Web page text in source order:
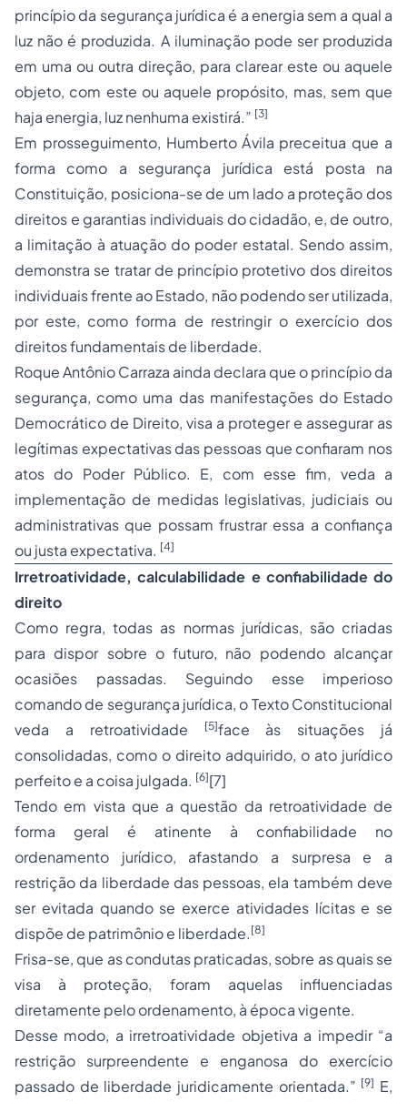
princípio da segurança jurídica é a energia sem a qual a
luz não é produzida. A iluminação pode ser produzida
em uma ou outra direção, para clarear este ou aquele
objeto, com este ou aquele propósito, mas, sem que
haja energia, luz nenhuma existirá.” [3]
Em prosseguimento, Humberto Ávila preceitua que a
forma como a segurança jurídica está posta na
Constituição, posiciona-se de um lado a proteção dos
direitos e garantias individuais do cidadão, e, de outro,
a limitação à atuação do poder estatal. Sendo assim,
demonstra se tratar de princípio protetivo dos direitos
individuais frente ao Estado, não podendo ser utilizada,
por este, como forma de restringir o exercício dos
direitos fundamentais de liberdade.
Roque Antônio Carraza ainda declara que o princípio da
segurança, como uma das manifestações do Estado
Democrático de Direito, visa a proteger e assegurar as
legítimas expectativas das pessoas que confiaram nos
atos do Poder Público. E, com esse fim, veda a
implementação de medidas legislativas, judiciais ou
administrativas que possam frustrar essa a confiança
ou justa expectativa. [4]
Irretroatividade, calculabilidade e confiabilidade do
direito
Como regra, todas as normas jurídicas, são criadas
para dispor sobre o futuro, não podendo alcançar
ocasiões passadas. Seguindo esse imperioso
comando de segurança jurídica, o Texto Constitucional
veda a retroatividade
[5]face às situações já
consolidadas, como o direito adquirido, o ato jurídico
perfeito e a coisa julgada. [6][7]
Tendo em vista que a questão da retroatividade de
forma geral é atinente à confiabilidade no
ordenamento jurídico, afastando a surpresa e a
restrição da liberdade das pessoas, ela também deve
ser evitada quando se exerce atividades lícitas e se
dispõe de patrimônio e liberdade. [8]
Frisa-se, que as condutas praticadas, sobre as quais se
visa à proteção, foram aquelas influenciadas
diretamente pelo ordenamento, à época vigente.
Desse modo, a irretroatividade objetiva a impedir “a
restrição surpreendente e enganosa do exercício
passado de liberdade juridicamente orientada.” [9] E,